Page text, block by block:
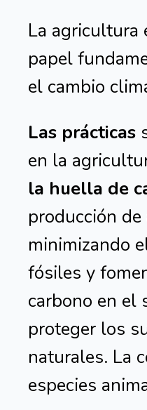
La agricultura
papel
el cambio
Las prácticas
en la
la huella de
producción
minimizando
fósiles y
carbono en el
proteger los
naturales. La
especies